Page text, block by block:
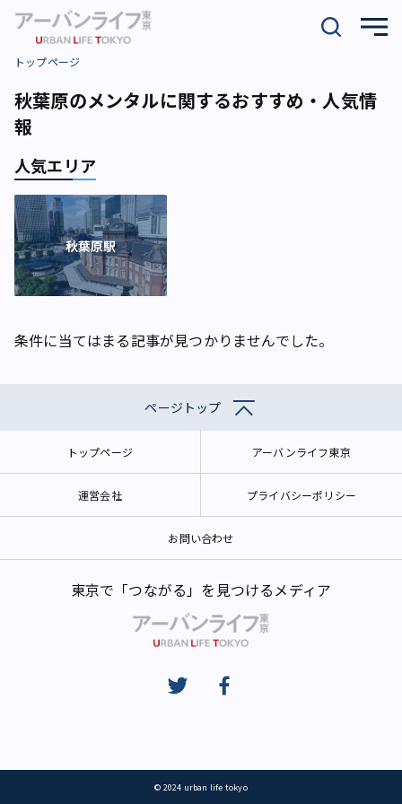
トップページ
秋葉原のメンタルに関するおすすめ・人気情
報
人気エリア
秋葉原駅
条件に当てはまる記事が見つかりませんでした。
ページトップ
トップページ アーバンライフ東京
運営会社 プライバシーポリシー
お問い合わせ
東京で「つながる」を見つけるメディア
© 2024 urban life tokyo